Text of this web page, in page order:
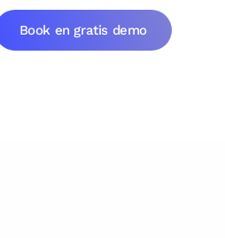
Book en gratis demo